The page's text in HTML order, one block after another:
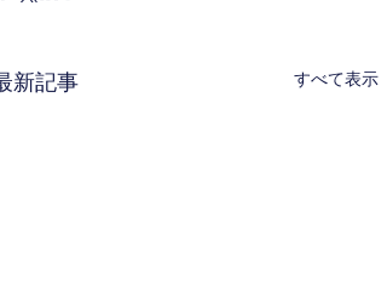
新記事 すべて表示